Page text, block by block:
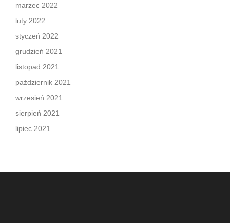
marzec 2022
luty 2022
styczeń 2022
grudzień 2021
listopad 2021
październik 2021
wrzesień 2021
sierpień 2021
lipiec 2021